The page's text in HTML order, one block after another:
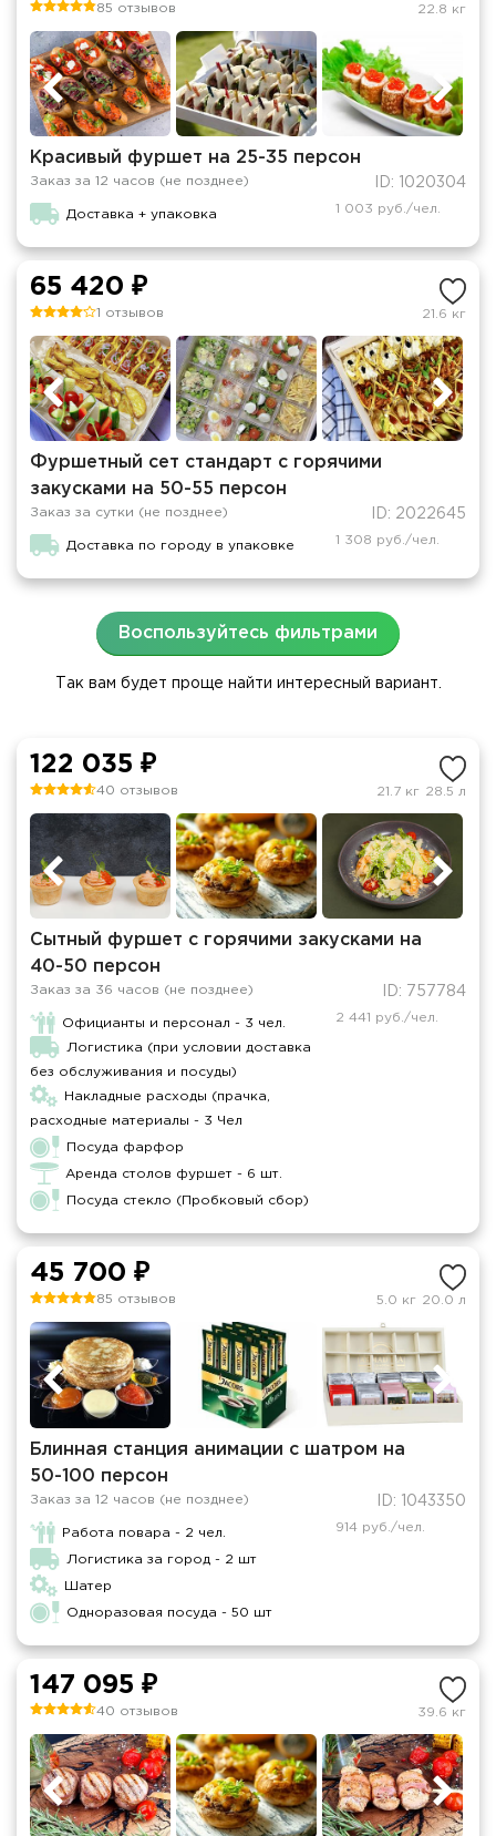
85 отзывов 22.8 кг
Красивый фуршет на 25-35 персон
Заказ за 12 часов (не позднее) ID: 1020304
Доставка + упаковка 1 003 руб./чел.
65 420 ₽
1 отзывов 21.6 кг
Фуршетный сет стандарт с горячими
закусками на 50-55 персон
Заказ за сутки (не позднее) ID: 2022645
Доставка по городу в упаковке 1 308 руб./чел.
Воспользуйтесь фильтрами
Так вам будет проще найти интересный вариант.
122 035 ₽
40 отзывов 21.7 кг 28.5 л
Сытный фуршет с горячими закусками на
40-50 персон
Заказ за 36 часов (не позднее) ID: 757784
Официанты и персонал - 3 чел.
Логистика (при условии доставка
без обслуживания и посуды)
Накладные расходы (прачка,
расходные материалы - 3 Чел
Посуда фарфор
Аренда столов фуршет - 6 шт.
Посуда стекло (Пробковый сбор)
2 441 руб./чел.
45 700 ₽
85 отзывов 5.0 кг 20.0 л
Блинная cтанция анимации с шатром на
50-100 персон
Заказ за 12 часов (не позднее) ID: 1043350
Работа повара - 2 чел.
Логистика за город - 2 шт
Шатер
Одноразовая посуда - 50 шт
914 руб./чел.
147 095 ₽
40 отзывов 39.6 кг